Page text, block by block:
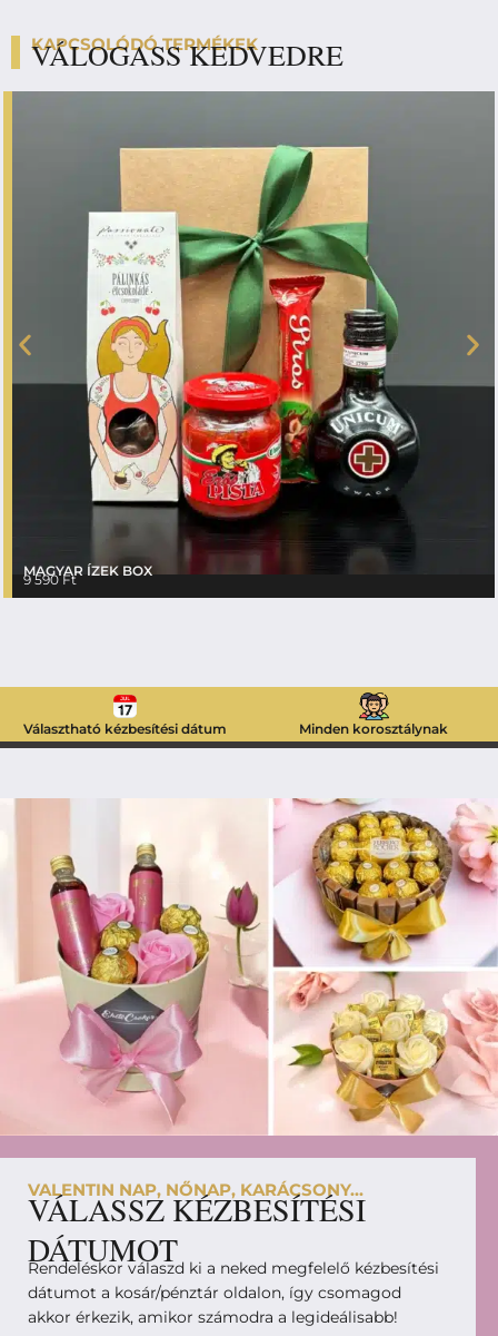
KAPCSOLÓDÓ TERMÉKEK
VÁLOGASS KEDVEDRE
MAGYAR ÍZEK BOX
9 590Ft
Választható kézbesítési dátum Minden korosztálynak
VALENTIN NAP, NŐNAP, KARÁCSONY...
VÁLASSZ KÉZBESÍTÉSI
DÁTUMOT
Rendeléskor válaszd ki a neked megfelelő kézbesítési
dátumot a kosár/pénztár oldalon, így csomagod
akkor érkezik, amikor számodra a legideálisabb!